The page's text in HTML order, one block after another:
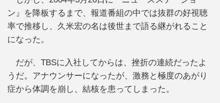
ン』を降板するまで、報道番組の中では抜群の好視聴
率で推移し、久米宏の名は後世まで語る継がれること
になった。
だが、TBSに入社してからは、挫折の連続だったよ
うだ。アナウンサーになったが、激務と極度のあがり
症から体調を崩し、結核を患ってしまった。